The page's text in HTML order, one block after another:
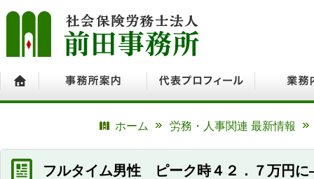
ホーム
労務・人事関連 最新情報
フルタイム男性 ピーク時４２．７万円